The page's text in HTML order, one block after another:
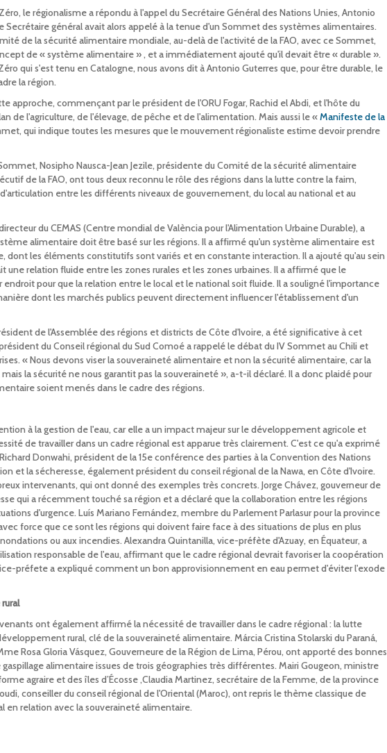
le régionalisme a répondu à l'appel du Secrétaire Général des Nations Unies, Antonio
Secrétaire général avait alors appelé à la tenue d'un Sommet des systèmes alimentaires.
de la sécurité alimentaire mondiale, au-delà de l'activité de la FAO, avec ce Sommet,
de « système alimentaire » , et a immédiatement ajouté qu'il devait être « durable ».
qui s'est tenu en Catalogne, nous avons dit à Antonio Guterres que, pour être durable, le
la région.
approche, commençant par le président de l'ORU Fogar, Rachid el Abdi, et l'hôte du
de l'agriculture, de l'élevage, de pêche et de l'alimentation. Mais aussi le «Manifeste de la
qui indique toutes les mesures que le mouvement régionaliste estime devoir prendre
Nosipho Nausca-Jean Jezile, présidente du Comité de la sécurité alimentaire
de la FAO, ont tous deux reconnu le rôle des régions dans la lutte contre la faim,
entre les différents niveaux de gouvernement, du local au national et au
du CEMAS (Centre mondial de València pour l'Alimentation Urbaine Durable), a
alimentaire doit être basé sur les régions. Il a affirmé qu'un système alimentaire est
dont les éléments constitutifs sont variés et en constante interaction. Il a ajouté qu'au sein
relation fluide entre les zones rurales et les zones urbaines. Il a affirmé que le
pour que la relation entre le local et le national soit fluide. Il a souligné l'importance
dont les marchés publics peuvent directement influencer l'établissement d'un
de l'Assemblée des régions et districts de Côte d'Ivoire, a été significative à cet
du Conseil régional du Sud Comoé a rappelé le débat du IV Sommet au Chili et
« Nous devons viser la souveraineté alimentaire et non la sécurité alimentaire, car la
la sécurité ne nous garantit pas la souveraineté », a-t-il déclaré. Il a donc plaidé pour
soient menés dans le cadre des régions.
à la gestion de l'eau, car elle a un impact majeur sur le développement agricole et
de travailler dans un cadre régional est apparue très clairement. C'est ce qu'a exprimé
Donwahi, président de la 15e conférence des parties à la Convention des Nations
et la sécheresse, également président du conseil régional de la Nawa, en Côte d'Ivoire.
intervenants, qui ont donné des exemples très concrets. Jorge Chávez, gouverneur de
qui a récemment touché sa région et a déclaré que la collaboration entre les régions
d'urgence. Luís Mariano Fernández, membre du Parlement Parlasur pour la province
force que ce sont les régions qui doivent faire face à des situations de plus en plus
ou aux incendies. Alexandra Quintanilla, vice-préfète d'Azuay, en Équateur, a
responsable de l'eau, affirmant que le cadre régional devrait favoriser la coopération
préfete a expliqué comment un bon approvisionnement en eau permet d'éviter l'exode
ont également affirmé la nécessité de travailler dans le cadre régional : la lutte
rural, clé de la souveraineté alimentaire. Márcia Cristina Stolarski du Paraná,
Rosa Gloria Vásquez, Gouverneure de la Région de Lima, Pérou, ont apporté des bonnes
alimentaire issues de trois géographies très différentes. Mairi Gougeon, ministre
agraire et des îles d’Écosse ,Claudia Martinez, secrétaire de la Femme, de la province
conseiller du conseil régional de l'Oriental (Maroc), ont repris le thème classique de
en relation avec la souveraineté alimentaire.